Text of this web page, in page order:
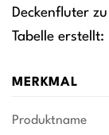
Deckenfluter
Tabelle erstellt:
MERKMAL
Produktname